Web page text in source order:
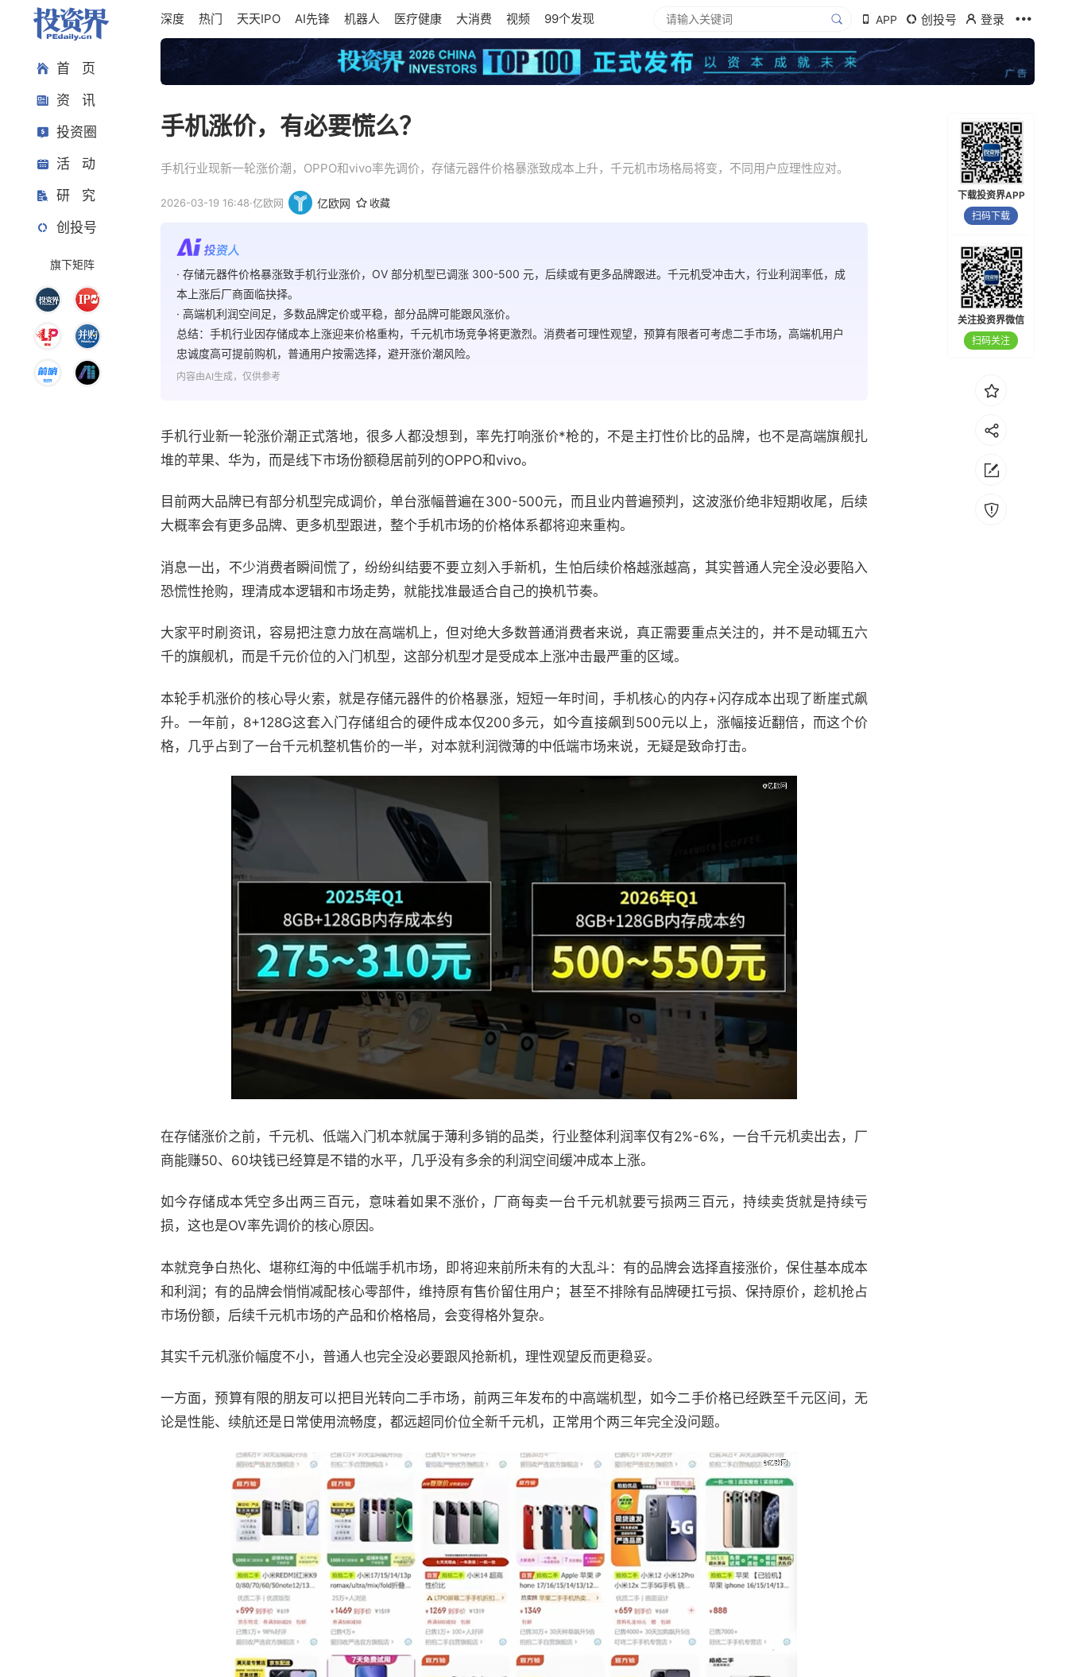
首 页
资 讯
投资圈
活 动
研 究
创投号
旗下矩阵
深度 热门 天天IPO AI先锋 机器人 医疗健康 大消费 视频 99个发现 APP 创投号 登录
手机涨价，有必要慌么？
手机行业现新一轮涨价潮，OPPO和vivo率先调价，存储元器件价格暴涨致成本上升，千元机市场格局将变，不同用户应理性应对。
2026-03-19 16:48·亿欧网 亿欧网 收藏
· 存储元器件价格暴涨致手机行业涨价，OV 部分机型已调涨 300-500 元，后续或有更多品牌跟进。千元机受冲击大，行业利润率低，成
本上涨后厂商面临抉择。
· 高端机利润空间足，多数品牌定价或平稳，部分品牌可能跟风涨价。
总结：手机行业因存储成本上涨迎来价格重构，千元机市场竞争将更激烈。消费者可理性观望，预算有限者可考虑二手市场，高端机用户
忠诚度高可提前购机，普通用户按需选择，避开涨价潮风险。
内容由AI生成，仅供参考
手机行业新一轮涨价潮正式落地，很多人都没想到，率先打响涨价*枪的，不是主打性价比的品牌，也不是高端旗舰扎
堆的苹果、华为，而是线下市场份额稳居前列的OPPO和vivo。
目前两大品牌已有部分机型完成调价，单台涨幅普遍在300-500元，而且业内普遍预判，这波涨价绝非短期收尾，后续
大概率会有更多品牌、更多机型跟进，整个手机市场的价格体系都将迎来重构。
消息一出，不少消费者瞬间慌了，纷纷纠结要不要立刻入手新机，生怕后续价格越涨越高，其实普通人完全没必要陷入
恐慌性抢购，理清成本逻辑和市场走势，就能找准最适合自己的换机节奏。
大家平时刷资讯，容易把注意力放在高端机上，但对绝大多数普通消费者来说，真正需要重点关注的，并不是动辄五六
千的旗舰机，而是千元价位的入门机型，这部分机型才是受成本上涨冲击最严重的区域。
本轮手机涨价的核心导火索，就是存储元器件的价格暴涨，短短一年时间，手机核心的内存+闪存成本出现了断崖式飙
升。一年前，8+128G这套入门存储组合的硬件成本仅200多元，如今直接飙到500元以上，涨幅接近翻倍，而这个价
格，几乎占到了一台千元机整机售价的一半，对本就利润微薄的中低端市场来说，无疑是致命打击。
在存储涨价之前，千元机、低端入门机本就属于薄利多销的品类，行业整体利润率仅有2%-6%，一台千元机卖出去，厂
商能赚50、60块钱已经算是不错的水平，几乎没有多余的利润空间缓冲成本上涨。
如今存储成本凭空多出两三百元，意味着如果不涨价，厂商每卖一台千元机就要亏损两三百元，持续卖货就是持续亏
损，这也是OV率先调价的核心原因。
本就竞争白热化、堪称红海的中低端手机市场，即将迎来前所未有的大乱斗：有的品牌会选择直接涨价，保住基本成本
和利润；有的品牌会悄悄减配核心零部件，维持原有售价留住用户；甚至不排除有品牌硬扛亏损、保持原价，趁机抢占
市场份额，后续千元机市场的产品和价格格局，会变得格外复杂。
其实千元机涨价幅度不小，普通人也完全没必要跟风抢新机，理性观望反而更稳妥。
一方面，预算有限的朋友可以把目光转向二手市场，前两三年发布的中高端机型，如今二手价格已经跌至千元区间，无
论是性能、续航还是日常使用流畅度，都远超同价位全新千元机，正常用个两三年完全没问题。
下载投资界APP
扫码下载
关注投资界微信
扫码关注